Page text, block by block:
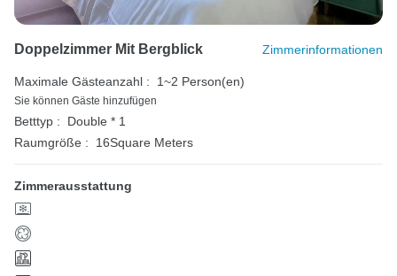
Doppelzimmer Mit Bergblick Zimmerinformationen
Maximale Gästeanzahl : 1~2 Person(en)
Sie können Gäste hinzufügen
Betttyp :
Double * 1
Raumgröße :
16Square Meters
Zimmerausstattung